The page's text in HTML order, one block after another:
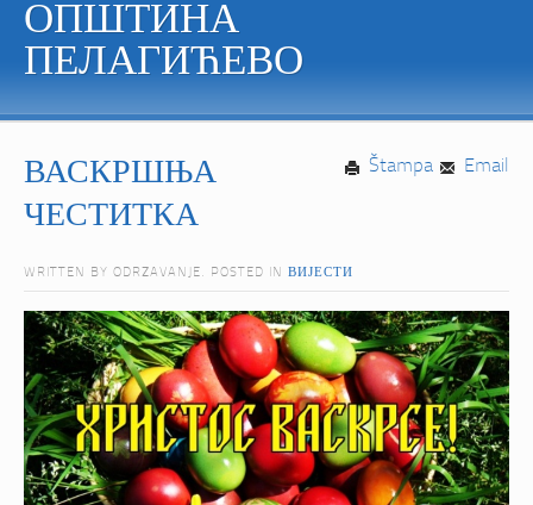
ОПШТИНА
ПЕЛАГИЋЕВО
Email
Štampa
ВАСКРШЊА
ЧЕСТИТКА
WRITTEN BY ODRZAVANJE. POSTED IN ВИЈЕСТИ